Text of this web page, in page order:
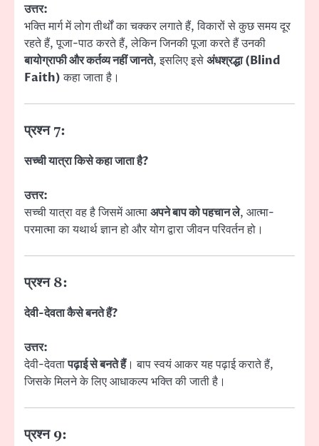
उत्तर:
भक्ति मार्ग में लोग तीर्थों का चक्कर लगाते हैं, विकारों से कुछ समय दूर
रहते हैं, पूजा-पाठ करते हैं, लेकिन जिनकी पूजा करते हैं उनकी
बायोग्राफी और कर्तव्य नहीं जानते, इसलिए इसेअंधश्रद्धा (Blind
Faith)कहा जाता है।
प्रश्न 7:
सच्ची यात्रा किसे कहा जाता है?
उत्तर:
सच्ची यात्रा वह है जिसमें आत्माअपने बाप को पहचान ले, आत्मा-
परमात्मा का यथार्थ ज्ञान हो और योग द्वारा जीवन परिवर्तन हो।
प्रश्न 8:
देवी-देवता कैसे बनते हैं?
उत्तर:
देवी-देवतापढ़ाई से बनते हैं। बाप स्वयं आकर यह पढ़ाई कराते हैं,
जिसके मिलने के लिए आधाकल्प भक्ति की जाती है।
प्रश्न 9: